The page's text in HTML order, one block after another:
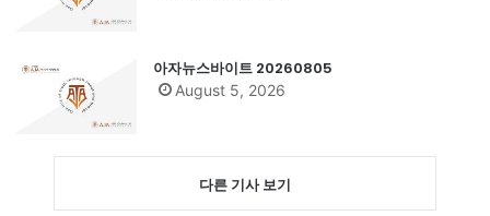
아자뉴스바이트 20260805
August 5, 2026
다른 기사 보기